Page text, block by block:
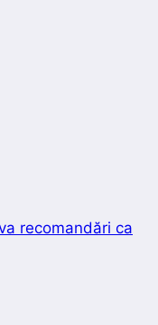
recomandări ca